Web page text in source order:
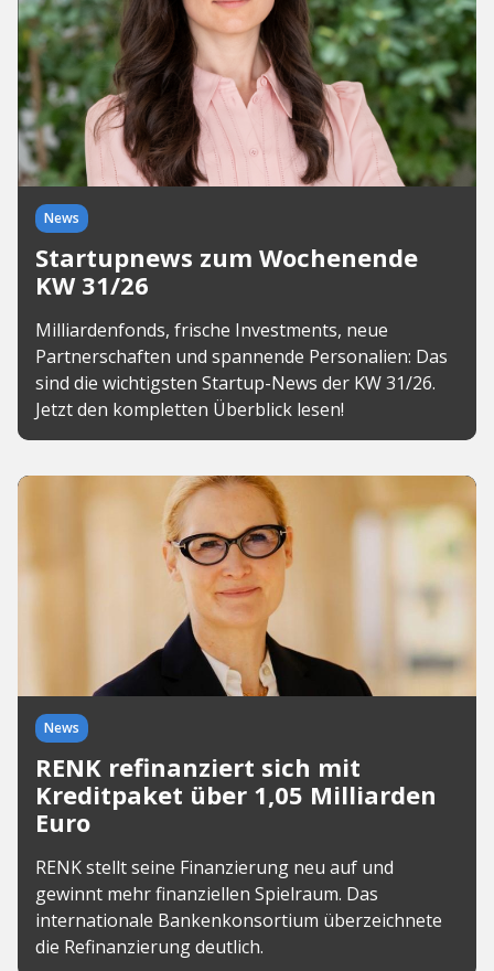
News
Startupnews zum Wochenende
KW 31/26
Milliardenfonds, frische Investments, neue
Partnerschaften und spannende Personalien: Das
sind die wichtigsten Startup-News der KW 31/26.
Jetzt den kompletten Überblick lesen!
News
RENK refinanziert sich mit
Kreditpaket über 1,05 Milliarden
Euro
RENK stellt seine Finanzierung neu auf und
gewinnt mehr finanziellen Spielraum. Das
internationale Bankenkonsortium überzeichnete
die Refinanzierung deutlich.